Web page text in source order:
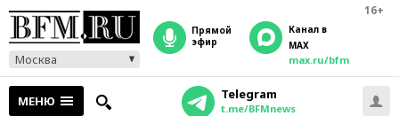
16+
Москва
прямой
эфир
Канал в
MAX
max.ru/bfm
МЕНЮ Telegram
t.me/BFMnews